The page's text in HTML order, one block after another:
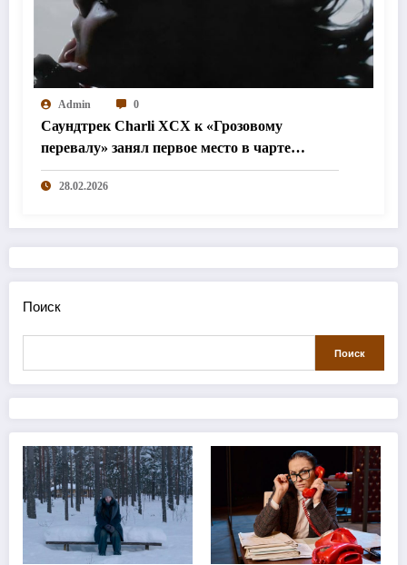
Admin 0
Саундтрек Charli XCX к «Грозовому
перевалу» занял первое место в чарте
Billboard
28.02.2026
Поиск
Поиск